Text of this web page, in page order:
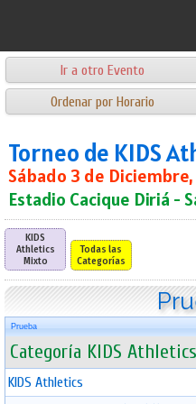
Ir a otro Evento
Ordenar por Horario
Torneo de KIDS
Sábado 3 de
Estadio Cacique Diriá -
KIDS
Athletics
Mixto
Todas las
Categorías
Prueba
Categoría KIDS
KIDS Athletics